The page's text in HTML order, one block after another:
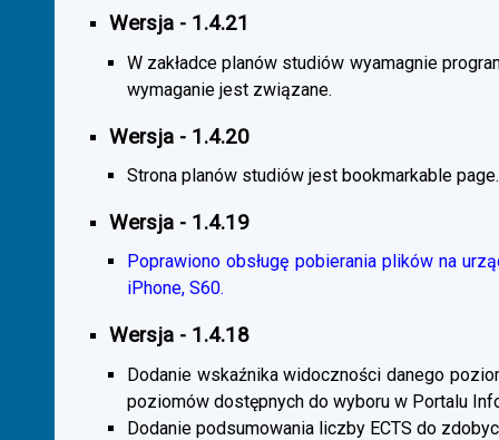
Wersja - 1.4.21
W zakładce planów studiów wyamagnie
wymaganie jest związane.
Wersja - 1.4.20
Strona planów studiów jest bookmarkable page.
Wersja - 1.4.19
Poprawiono obsługę pobierania plików na
iPhone, S60.
Wersja - 1.4.18
Dodanie wskaźnika widoczności danego
poziomów dostępnych do wyboru w Portalu
Dodanie podsumowania liczby ECTS do